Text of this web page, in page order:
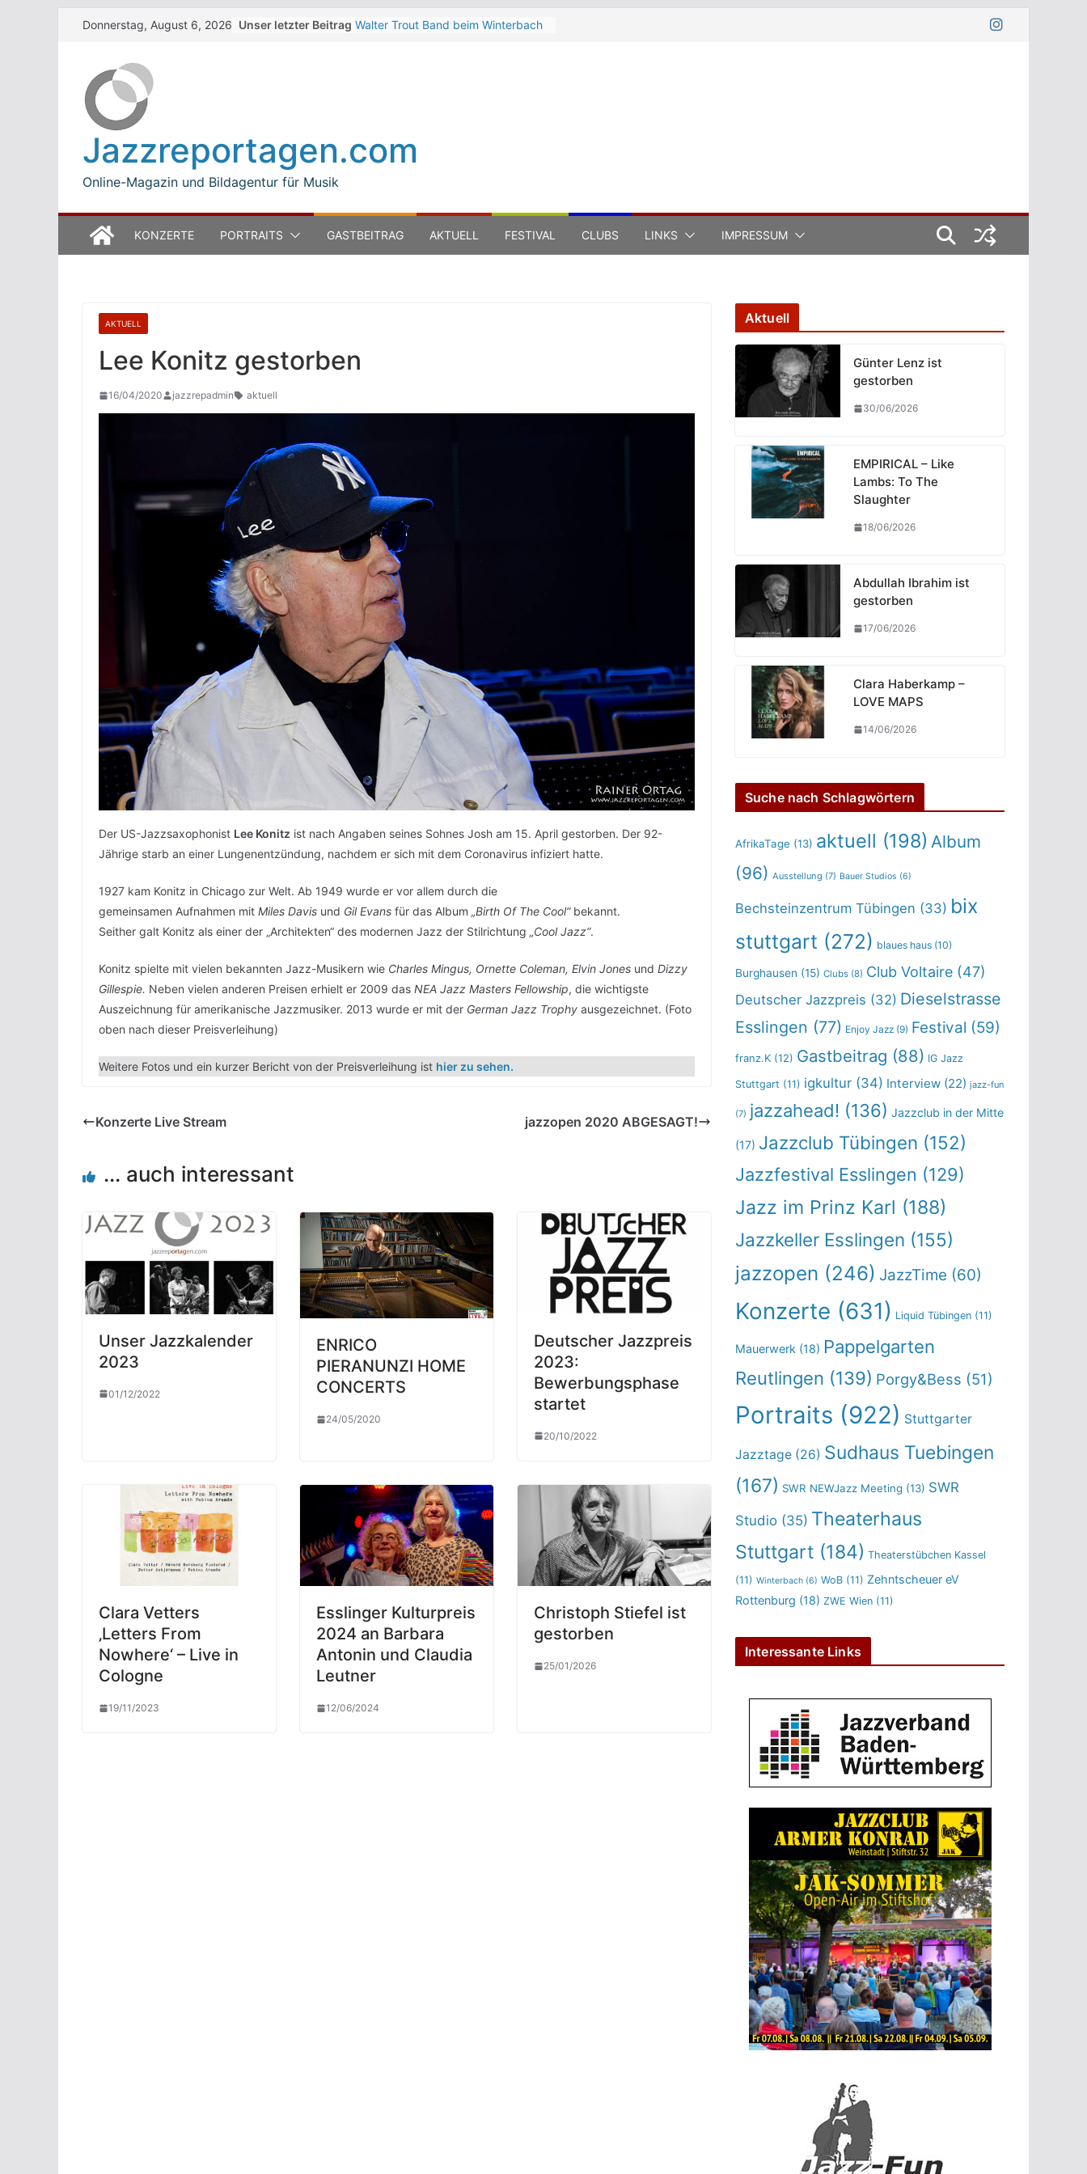
SkipDonnerstag, August 6, 2026 Unser letzter Beitrag Walter Trout Band beim Winterbach
Modena auf der Piazza Roma 2026
Jazzreportagen.com
Online-Magazin und Bildagentur für Musik
KONZERTE PORTRAITS GASTBEITRAG AKTUELL FESTIVAL CLUBS LINKS IMPRESSUM
AKTUELL
Lee Konitz gestorben
16/04/2020 jazzrepadmin aktuell
Der US-Jazzsaxophonist Lee Konitz ist nach Angaben seines Sohnes Josh am 15. April gestorben. Der 92-
Jährige starb an einer Lungenentzündung, nachdem er sich mit dem Coronavirus infiziert hatte.
1927 kam Konitz in Chicago zur Welt. Ab 1949 wurde er vor allem durch die
gemeinsamen Aufnahmen mit Miles Davis und Gil Evans für das Album „Birth Of The Cool“bekannt.
Seither galt Konitz als einer der „Architekten“ des modernen Jazz der Stilrichtung „Cool Jazz“.
Konitz spielte mit vielen bekannten Jazz-Musikern wie Charles Mingus, Ornette Coleman, Elvin Jones und Dizzy
Gillespie. Neben vielen anderen Preisen erhielt er 2009 das NEA Jazz Masters Fellowship, die wichtigste
Auszeichnung für amerikanische Jazzmusiker. 2013 wurde er mit der German Jazz Trophy ausgezeichnet. (Foto
oben nach dieser Preisverleihung)
Weitere Fotos und ein kurzer Bericht von der Preisverleihung ist hier zu sehen.
Konzerte Live Stream jazzopen 2020 ABGESAGT!
... auch interessant
Unser Jazzkalender
2023
01/12/2022
ENRICO
PIERANUNZI HOME
CONCERTS
24/05/2020
Deutscher Jazzpreis
2023:
Bewerbungsphase
startet
20/10/2022
Clara Vetters
‚Letters From
Nowhere‘ – Live in
Cologne
19/11/2023
Esslinger Kulturpreis
2024 an Barbara
Antonin und Claudia
Leutner
12/06/2024
Christoph Stiefel ist
gestorben
25/01/2026
Aktuell
Günter Lenz ist
gestorben
30/06/2026
EMPIRICAL – Like
Lambs: To The
Slaughter
18/06/2026
Abdullah Ibrahim ist
gestorben
17/06/2026
Clara Haberkamp –
LOVE MAPS
14/06/2026
Suche nach Schlagwörtern
AfrikaTage (13) aktuell (198) Album
(96) Ausstellung (7) Bauer Studios (6)
Bechsteinzentrum Tübingen (33) bix
stuttgart (272) blaues haus (10)
Burghausen (15) Clubs (8) Club Voltaire (47)
Deutscher Jazzpreis (32) Dieselstrasse
Esslingen (77) Enjoy Jazz (9) Festival (59)
franz.K (12) Gastbeitrag (88) IG Jazz
Stuttgart (11) igkultur (34) Interview (22) jazz-fun
(7) jazzahead! (136) Jazzclub in der Mitte
(17) Jazzclub Tübingen (152)
Jazzfestival Esslingen (129)
Jazz im Prinz Karl (188)
Jazzkeller Esslingen (155)
jazzopen (246) JazzTime (60)
Konzerte (631) Liquid Tübingen (11)
Mauerwerk (18) Pappelgarten
Reutlingen (139) Porgy&Bess (51)
Portraits (922) Stuttgarter
Jazztage (26) Sudhaus Tuebingen
(167) SWR NEWJazz Meeting (13) SWR
Studio (35) Theaterhaus
Stuttgart (184) Theaterstübchen Kassel
(11) Winterbach (6) WoB (11) Zehntscheuer eV
Rottenburg (18) ZWE Wien (11)
Interessante Links